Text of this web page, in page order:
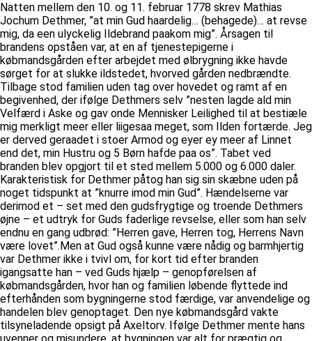
Natten mellem den 10. og 11. februar 1778 skrev Mathias
Jochum Dethmer, ”at min Gud haardelig… (behagede)… at revse
mig, da een ulyckelig Ildebrand paakom mig”. Årsagen til
brandens opståen var, at en af tjenestepigerne i
købmandsgården efter arbejdet med ølbrygning ikke havde
sørget for at slukke ildstedet, hvorved gården nedbrændte.
Tilbage stod familien uden tag over hovedet og ramt af en
begivenhed, der ifølge Dethmers selv ”nesten lagde ald min
Velfærd i Aske og gav onde Mennisker Leilighed til at bestiæle
mig merkligt meer eller liigesaa meget, som Ilden fortærde. Jeg
er derved geraadet i stoer Armod og eyer ey meer af Linnet
end det, min Hustru og 5 Børn hafde paa os”. Tabet ved
branden blev opgjort til et sted mellem 5.000 og 6.000 daler.
Karakteristisk for Dethmer påtog han sig sin skæbne uden på
noget tidspunkt at ”knurre imod min Gud”. Hændelserne var
derimod et – set med den gudsfrygtige og troende Dethmers
øjne – et udtryk for Guds faderlige revselse, eller som han selv
endnu en gang udbrød: ”Herren gave, Herren tog, Herrens Navn
være lovet”.Men at Gud også kunne være nådig og barmhjertig
var Dethmer ikke i tvivl om, for kort tid efter branden
igangsatte han – ved Guds hjælp – genopførelsen af
købmandsgården, hvor han og familien løbende flyttede ind
efterhånden som bygningerne stod færdige, var anvendelige og
handelen blev genoptaget. Den nye købmandsgård vakte
tilsyneladende opsigt på Axeltorv. Ifølge Dethmer mente hans